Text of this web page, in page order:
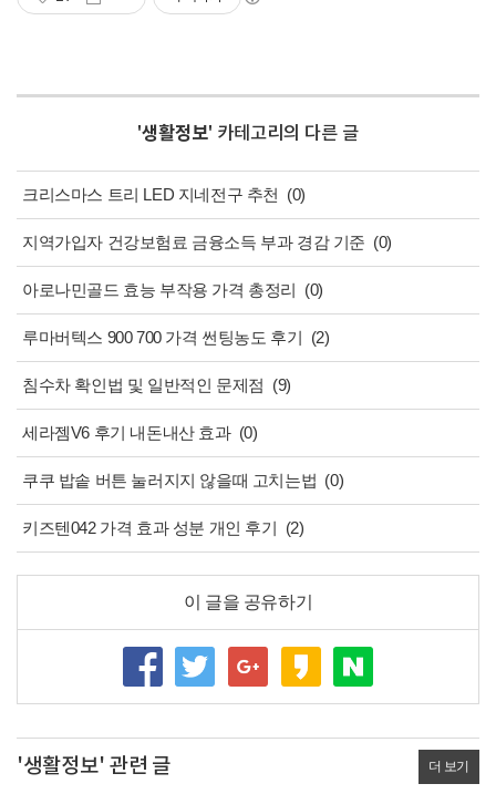
'생활정보' 카테고리의 다른 글
크리스마스 트리 LED 지네전구 추천 (0)
지역가입자 건강보험료 금융소득 부과 경감 기준 (0)
아로나민골드 효능 부작용 가격 총정리 (0)
루마버텍스 900 700 가격 썬팅농도 후기 (2)
침수차 확인법 및 일반적인 문제점 (9)
세라젬V6 후기 내돈내산 효과 (0)
쿠쿠 밥솥 버튼 눌러지지 않을때 고치는법 (0)
키즈텐042 가격 효과 성분 개인 후기 (2)
이 글을 공유하기
'생활정보' 관련 글 더 보기